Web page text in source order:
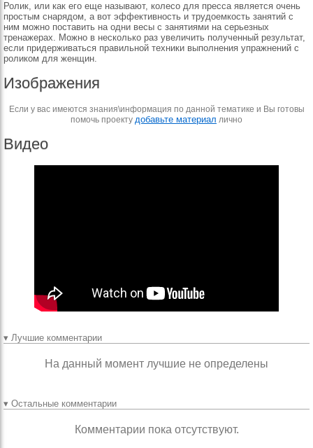
Ролик, или как его еще называют, колесо для пресса является очень
простым снарядом, а вот эффективность и трудоемкость занятий с
ним можно поставить на одни весы с занятиями на серьезных
тренажерах. Можно в несколько раз увеличить полученный результат,
если придерживаться правильной техники выполнения упражнений с
роликом для женщин.
Изображения
Если у вас имеются знания\информация по данной тематике и Вы готовы
помочь проекту добавьте материал лично
Видео
▾ Лучшие комментарии
На данный момент лучшие не определены
▾ Остальные комментарии
Комментарии пока отсутствуют.